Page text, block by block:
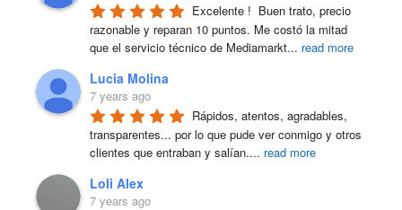
Excelente !  Buen trato, precio
razonable y reparan 10 puntos. Me costó la mitad
que el servicio técnico de Mediamarkt... read more
Lucia Molina
7 years ago
Rápidos, atentos, agradables,
transparentes... por lo que pude ver conmigo y otros
clientes que entraban y salían.... read more
Loli Alex
7 years ago